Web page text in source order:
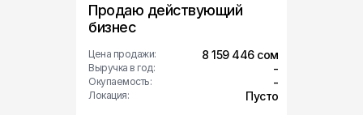
Продаю действующий
бизнес
Цена продажи: 8 159 446 сом
Выручка в год: -
Окупаемость: -
Локация: Пусто